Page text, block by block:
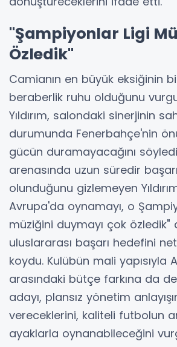
"Şampiyonlar Ligi
Özledik"
Camianın en büyük eksiğinin
beraberlik ruhu olduğunu
Yıldırım, salondaki sinerjinin
durumunda Fenerbahçe'nin
gücün duramayacağını
arenasında uzun süredir
olunduğunu gizlemeyen
Avrupa'da oynamayı, o
müziğini duymayı çok özledik"
uluslararası başarı hedefini
koydu. Kulübün mali yapısıyla
arasındaki bütçe farkına da
adayı, plansız yönetim
vereceklerini, kaliteli futbolun
ayaklarla oynanabileceğini